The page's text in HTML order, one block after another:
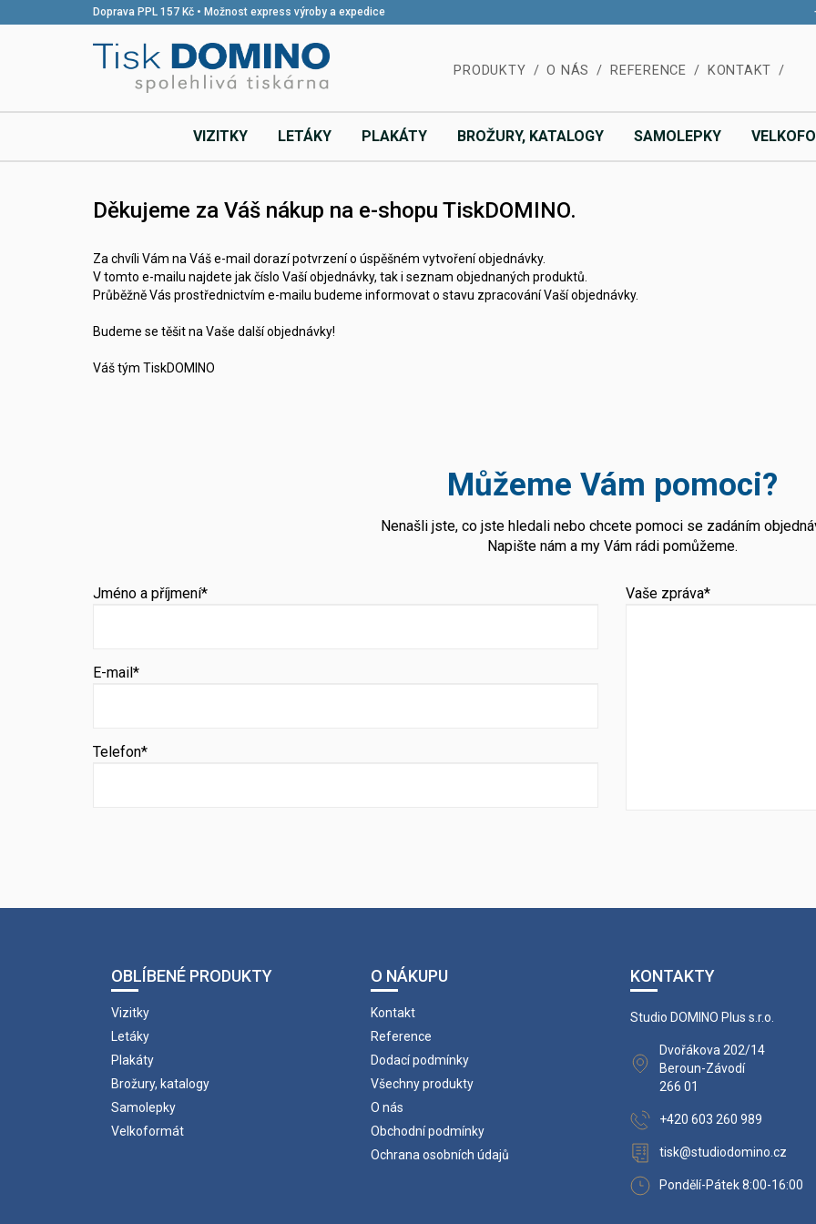
Doprava PPL 157 Kč • Možnost express výroby a expedice
PRODUKTY O NÁS REFERENCE KONTAKT
VIZITKY LETÁKY PLAKÁTY BROŽURY, KATALOGY SAMOLEPKY
Děkujeme za Váš nákup na e-shopu TiskDOMINO.
Za chvíli Vám na Váš e-mail dorazí potvrzení o úspěšném vytvoření objednávky.
V tomto e-mailu najdete jak číslo Vaší objednávky, tak i seznam objednaných produktů.
Průběžně Vás prostřednictvím e-mailu budeme informovat o stavu zpracování Vaší objednávky.
Budeme se těšit na Vaše další objednávky!
Váš tým TiskDOMINO
Můžeme Vám pomoci?
Nenašli jste, co jste hledali nebo chcete pomoci se zadáním
Napište nám a my Vám rádi pomůžeme.
Jméno a příjmení*
E-mail*
Telefon*
Vaše zpráva*
OBLÍBENÉ PRODUKTY
Vizitky
Letáky
Plakáty
Brožury, katalogy
Samolepky
Velkoformát
O NÁKUPU
Kontakt
Reference
Dodací podmínky
Všechny produkty
O nás
Obchodní podmínky
Ochrana osobních údajů
KONTAKTY
Studio DOMINO Plus s.r.o.
Dvořákova 202/14
Beroun-Závodí
266 01
+420 603 260 989
tisk@studiodomino.cz
Pondělí-Pátek 8:00-16:00